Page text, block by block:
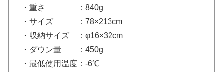
・重さ ：840g
・サイズ ：78×213cm
・収納サイズ ：φ16×32cm
・ダウン量 ：450g
・最低使用温度：-6℃